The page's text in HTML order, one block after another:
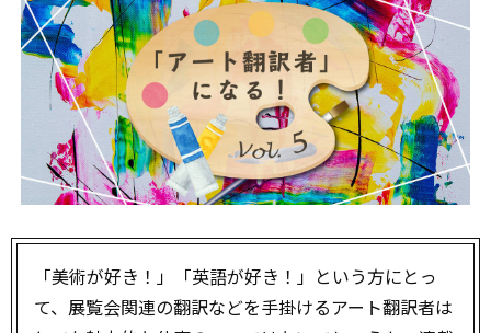
「美術が好き！」「英語が好き！」という方にとっ
て、展覧会関連の翻訳などを手掛けるアート翻訳者は